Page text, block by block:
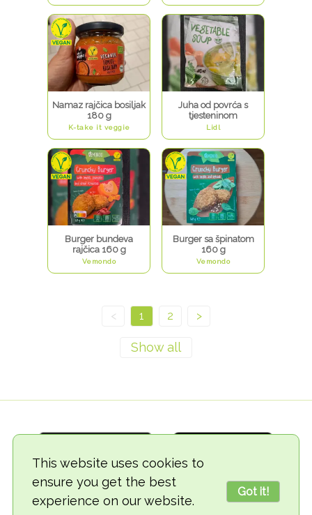
This website uses cookies to
ensure you get the best
experience on our website.
Got it!
Namaz rajčica bosiljak
180 g
K-take it veggie
Juha od povrća s
tjesteninom
Lidl
Burger bundeva
rajčica 160 g
Vemondo
Burger sa špinatom
160 g
Vemondo
< 1 2 >
© 2018-2026 TheVegCat